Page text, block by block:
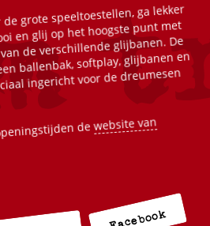
grote speeltoestellen, ga lekker
en glij op het hoogste punt met
de verschillende glijbanen. De
ballenbak, softplay, glijbanen en
ingericht voor de dreumesen
dewebsite van
Facebook